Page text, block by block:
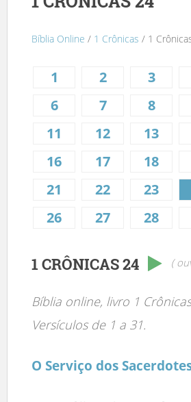
Bíblia Online / 1 Crônicas / 1
1 2 3
6
7 8
11
12 13
16
17 18
21
22 23
26
27 28
1 CRÔNICAS 24 (
Bíblia online, livro 1
Versículos de 1 a 31.
O Serviço dos